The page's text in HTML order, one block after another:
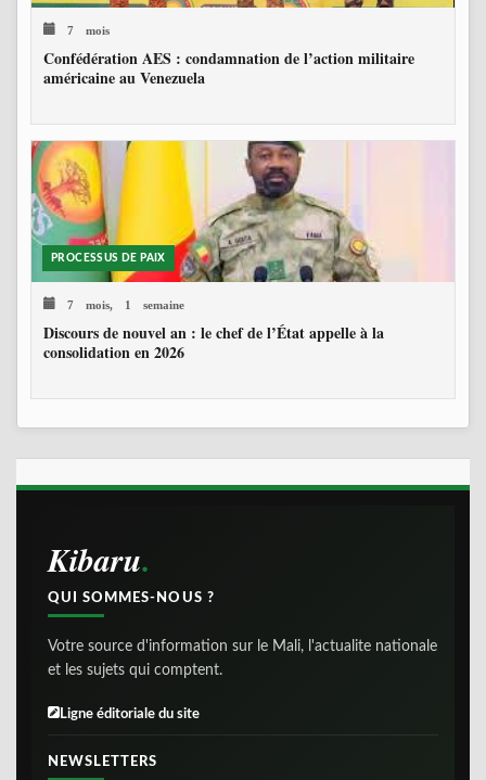
7 mois
Confédération AES : condamnation de l’action militaire
américaine au Venezuela
PROCESSUS DE PAIX
7 mois, 1 semaine
Discours de nouvel an : le chef de l’État appelle à la
consolidation en 2026
Kibaru
QUI SOMMES-NOUS ?
Votre source d'information sur le Mali, l'actualite nationale
et les sujets qui comptent.
Ligne éditoriale du site
NEWSLETTERS